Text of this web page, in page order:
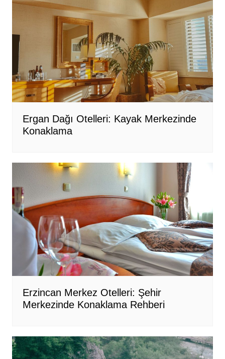
Ergan Dağı Otelleri: Kayak Merkezinde
Konaklama
Erzincan Merkez Otelleri: Şehir
Merkezinde Konaklama Rehberi